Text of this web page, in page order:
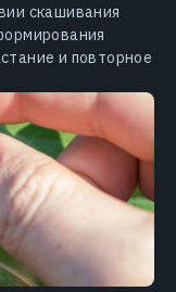
скашивания
и повторное